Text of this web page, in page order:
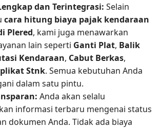
dan Terintegrasi: Selain
cara hitung biaya pajak kendaraan
Plered, kami juga menawarkan
lain seperti Ganti Plat, Balik
Kendaraan, Cabut Berkas,
Stnk. Semua kebutuhan Anda
dalam satu pintu.
Anda akan selalu
informasi terbaru mengenai status
dokumen Anda. Tidak ada biaya